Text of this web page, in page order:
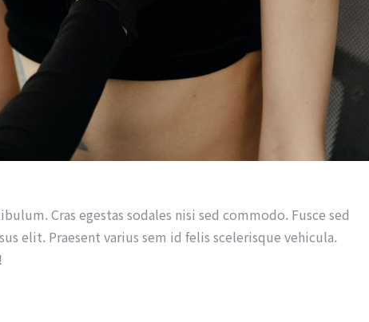
Cras egestas sodales nisi sed commodo. Fusce sed
elit. Praesent varius sem id felis scelerisque vehicula.